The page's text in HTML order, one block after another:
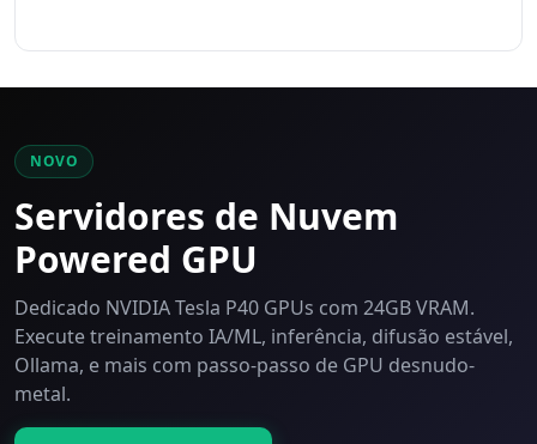
NOVO
Servidores de Nuvem
Powered GPU
Dedicado NVIDIA Tesla P40 GPUs com 24GB VRAM.
Execute treinamento IA/ML, inferência, difusão estável,
Ollama, e mais com passo-passo de GPU desnudo-
metal.